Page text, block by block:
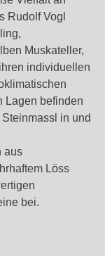
Rudolf Vogl
Muskateller,
individuellen
Lagen befinden
in und
aus
Löss
bei.